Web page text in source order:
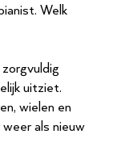
Welk
uitziet.
wielen en
als nieuw